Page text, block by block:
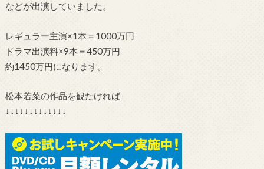
などが出演していました。
レギュラー主演×1本＝1000万円
ドラマ出演料×9本＝450万円
約1450万円になります。
松本若菜の作品を観たければ
↓↓↓↓↓↓↓↓↓↓↓↓↓